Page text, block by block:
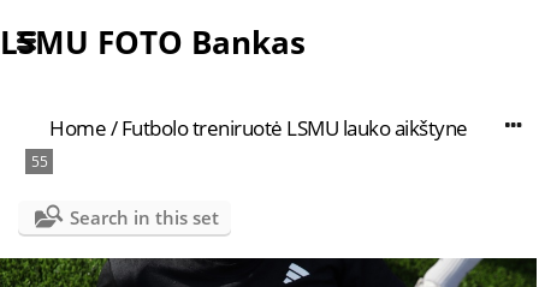
LSMU FOTO Bankas
Home/Futbolo treniruotė LSMU lauko aikštyne
55
Search in this set